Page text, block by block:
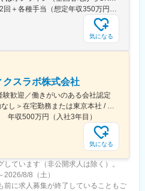
気になる
スラボ株式会社
歓迎／働きがいのある会社認定
収500万円（入社3年目）
気になる
ています（非公開求人は除く）。
8/8（土）
前に求人募集が終了していることもご